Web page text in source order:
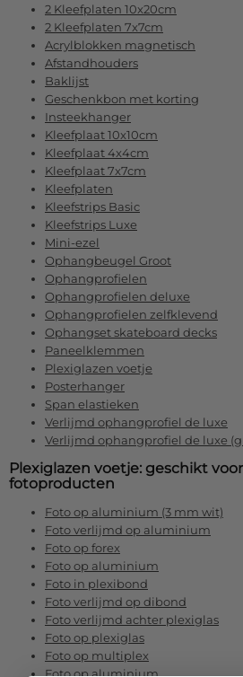
2 Kleefplaten 10x20cm
2 Kleefplaten 7x7cm
Acrylblokken magnetisch
Afstandhouders
Baklijst
Geschenkbon met korting
Insteekhanger
Kleefplaat 10x10cm
Kleefplaat 4x4cm
Kleefplaat 7x7cm
Kleefplaten
Kleefstrips Basic
Kleefstrips Luxe
Mini-ezel
Ophangbeugel Groot
Ophangprofielen
Ophangprofielen deluxe
Ophangprofielen zelfklevend
Ophangset skateboard decks
Paneelklemmen
Plexiglazen voetje
Posterhanger
Span elastieken
Verlijmd ophangprofiel de luxe
Verlijmd ophangprofiel de luxe
Plexiglazen voetje: geschikt
fotoproducten
Foto op aluminium (3 mm wit)
Foto verlijmd op aluminium
Foto op forex
Foto op aluminium
Foto in plexibond
Foto verlijmd op dibond
Foto verlijmd achter plexiglas
Foto op plexiglas
Foto op multiplex
Foto op aluminium